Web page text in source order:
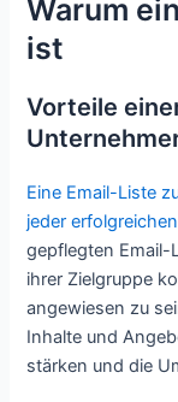
Warum
ist
Vorteile
Eine Email-Liste
jeder
gepflegten
ihrer Zielgruppe
angewiesen zu
Inhalte und
stärken und die